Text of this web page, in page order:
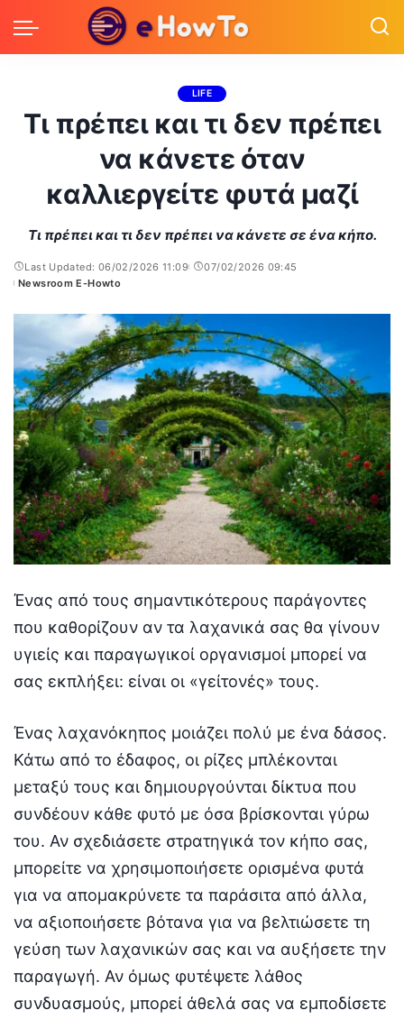
LIFE
Τι πρέπει και τι δεν πρέπει
να κάνετε όταν
καλλιεργείτε φυτά μαζί
Τι πρέπει και τι δεν πρέπει να κάνετε σε ένα κήπο.
Last Updated: 06/02/2026 11:09
07/02/2026 09:45
Posted
Newsroom E-Howto
Ένας από τους σημαντικότερους παράγοντες
που καθορίζουν αν τα λαχανικά σας θα γίνουν
υγιείς και παραγωγικοί οργανισμοί μπορεί να
σας εκπλήξει: είναι οι «γείτονές» τους.
Ένας λαχανόκηπος μοιάζει πολύ με ένα δάσος.
Κάτω από το έδαφος, οι ρίζες μπλέκονται
μεταξύ τους και δημιουργούνται δίκτυα που
συνδέουν κάθε φυτό με όσα βρίσκονται γύρω
του. Αν σχεδιάσετε στρατηγικά τον κήπο σας,
μπορείτε να χρησιμοποιήσετε ορισμένα φυτά
για να απομακρύνετε τα παράσιτα από άλλα,
να αξιοποιήσετε βότανα για να βελτιώσετε τη
γεύση των λαχανικών σας και να αυξήσετε την
παραγωγή. Αν όμως φυτέψετε λάθος
συνδυασμούς, μπορεί άθελά σας να εμποδίσετε